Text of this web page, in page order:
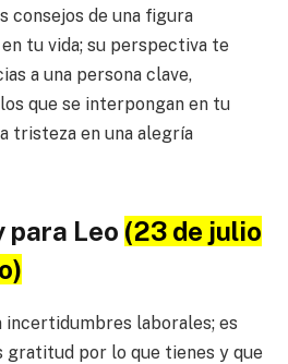
consejos de una figura
tu vida; su perspectiva te
a una persona clave,
que se interpongan en tu
tristeza en una alegría
para Leo (23 de julio
incertidumbres laborales; es
gratitud por lo que tienes y que